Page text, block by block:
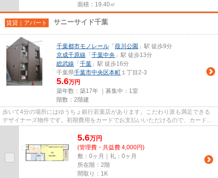
面積：19.40㎡
賃貸｜アパート サニーサイド千葉
千葉都市モノレール 「 葭川公園 」駅 徒歩9分
京成千原線 「 千葉中央 」駅 徒歩13分
総武線 「 千葉 」駅 徒歩16分
千葉県千葉市中央区本町 １丁目2-3
5.6万円
築年数：築17年 ｜募集中： 1室
階数：2階建
歩いて4分の場所にはゆうちょ銀行若葉店があります。こだわり派も満足できる
デザイナーズ物件です。初期費用をカードでお支払いいただけるので、カードで
5.6万円
(管理費・共益費 4,000円)
敷：0ヶ月｜礼：0ヶ月
所在階：2階
間取り：1K